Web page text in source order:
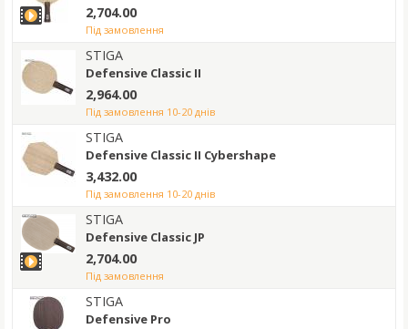
2,704.00
під замовлення
STIGA
Defensive Classic II
2,964.00
під замовлення 10-20 днів
STIGA
Defensive Classic II Cybershape
3,432.00
під замовлення 10-20 днів
STIGA
Defensive Classic JP
2,704.00
під замовлення
STIGA
Defensive Pro